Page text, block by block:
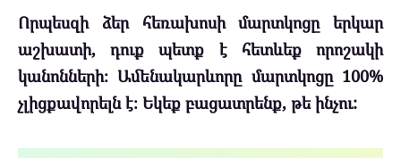
Որպեսզի ձեր հեռախոսի մարտկոցը երկար
աշխատի, դուք պետք է հետևեք որոշակի
կանոնների։ Ամենակարևորը մարտկոցը 100%
չլիցքավորելն է։ Եկեք բացատրենք, թե ինչու: